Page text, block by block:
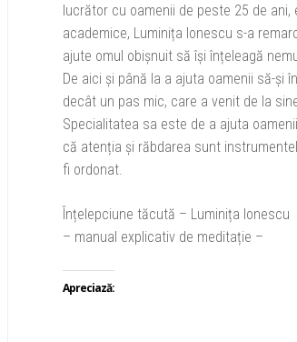
lucrător cu oamenii de peste 25 de
academice, Luminița Ionescu s-a
ajute omul obișnuit să își înțeleagă
De aici și până la a ajuta oamenii să-și
decât un pas mic, care a venit de la
Specialitatea sa este de a ajuta
că atenția și răbdarea sunt
fi ordonat.
Înțelepciune tăcută – Luminița Ionescu
– manual explicativ de meditație –
Apreciază: